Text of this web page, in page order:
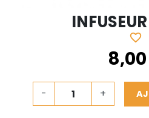
favorite_border
- +